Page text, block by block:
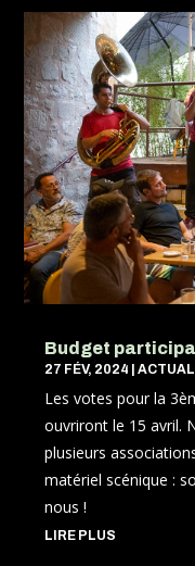
Budget
27 FÉV, 2024 |
Les votes pour la
ouvriront le 15 avril.
plusieurs
matériel scénique :
nous !
LIRE PLUS